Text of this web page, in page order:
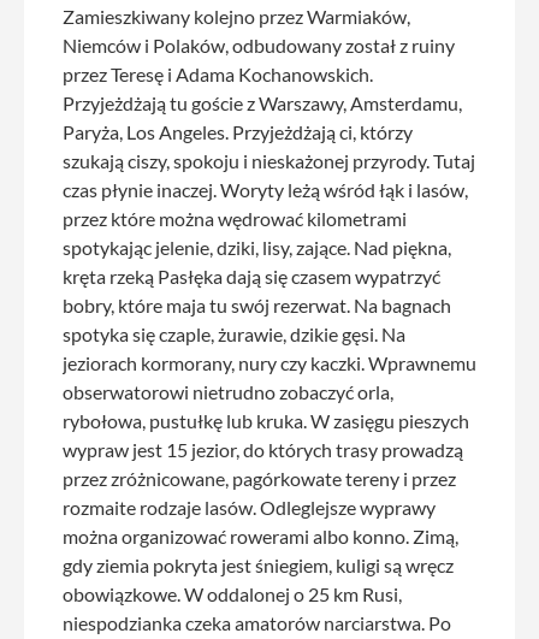
Zamieszkiwany kolejno przez Warmiaków,
Niemców i Polaków, odbudowany został z ruiny
przez Teresę i Adama Kochanowskich.
Przyjeżdżają tu goście z Warszawy, Amsterdamu,
Paryża, Los Angeles. Przyjeżdżają ci, którzy
szukają ciszy, spokoju i nieskażonej przyrody. Tutaj
czas płynie inaczej. Woryty leżą wśród łąk i lasów,
przez które można wędrować kilometrami
spotykając jelenie, dziki, lisy, zające. Nad piękna,
kręta rzeką Pasłęka dają się czasem wypatrzyć
bobry, które maja tu swój rezerwat. Na bagnach
spotyka się czaple, żurawie, dzikie gęsi. Na
jeziorach kormorany, nury czy kaczki. Wprawnemu
obserwatorowi nietrudno zobaczyć orla,
rybołowa, pustułkę lub kruka. W zasięgu pieszych
wypraw jest 15 jezior, do których trasy prowadzą
przez zróżnicowane, pagórkowate tereny i przez
rozmaite rodzaje lasów. Odleglejsze wyprawy
można organizować rowerami albo konno. Zimą,
gdy ziemia pokryta jest śniegiem, kuligi są wręcz
obowiązkowe. W oddalonej o 25 km Rusi,
niespodzianka czeka amatorów narciarstwa. Po